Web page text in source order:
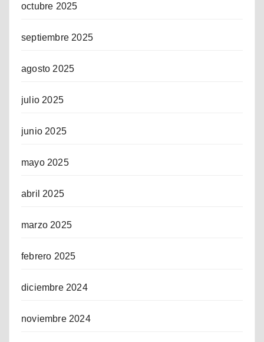
octubre 2025
septiembre 2025
agosto 2025
julio 2025
junio 2025
mayo 2025
abril 2025
marzo 2025
febrero 2025
diciembre 2024
noviembre 2024